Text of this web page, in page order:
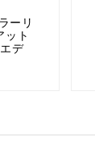
ーリ
ット
デ